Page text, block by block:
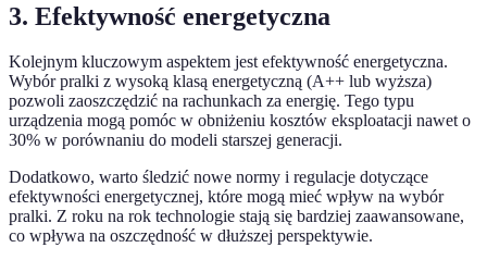
3. Efektywność energetyczna
Kolejnym kluczowym aspektem jest efektywność energetyczna.
Wybór pralki z wysoką klasą energetyczną (A++ lub wyższa)
pozwoli zaoszczędzić na rachunkach za energię. Tego typu
urządzenia mogą pomóc w obniżeniu kosztów eksploatacji nawet o
30% w porównaniu do modeli starszej generacji.
Dodatkowo, warto śledzić nowe normy i regulacje dotyczące
efektywności energetycznej, które mogą mieć wpływ na wybór
pralki. Z roku na rok technologie stają się bardziej zaawansowane,
co wpływa na oszczędność w dłuższej perspektywie.